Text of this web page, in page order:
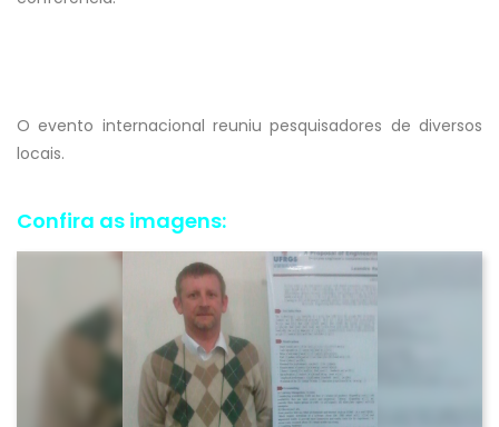
O evento internacional reuniu pesquisadores de diversos
locais.
Confira as imagens: